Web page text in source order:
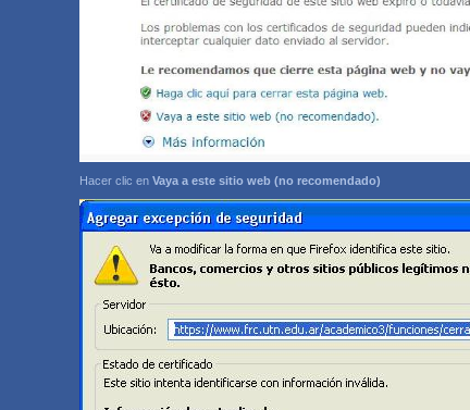
Hacer clic en Vaya a este sitio web (no recomendado)